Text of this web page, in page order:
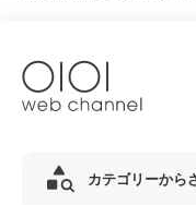
カテゴリーから